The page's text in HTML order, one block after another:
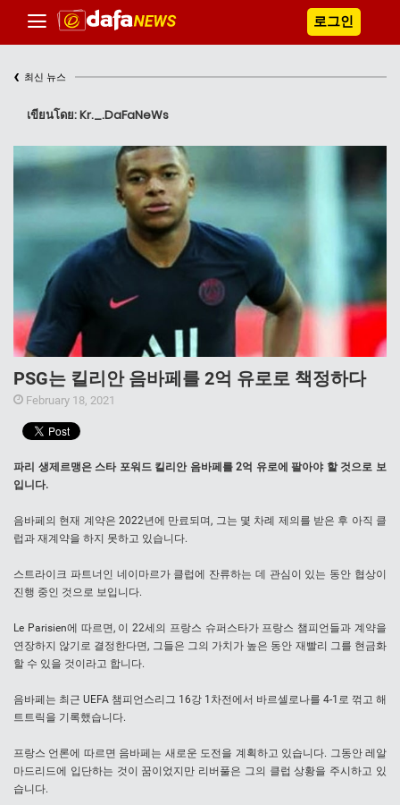
로그인
‹ 최신 뉴스
เขียนโดย: Kr._.DaFaNeWs
PSG는 킬리안 음바페를 2억 유로로 책정하다
February 18, 2021
파리 생제르맹은 스타 포워드 킬리안 음바페를 2억 유로에 팔아야 할 것으로 보
입니다.
음바페의 현재 계약은 2022년에 만료되며, 그는 몇 차례 제의를 받은 후 아직 클
럽과 재계약을 하지 못하고 있습니다.
스트라이크 파트너인 네이마르가 클럽에 잔류하는 데 관심이 있는 동안 협상이
진행 중인 것으로 보입니다.
Le Parisien에 따르면, 이 22세의 프랑스 슈퍼스타가 프랑스 챔피언들과 계약을
연장하지 않기로 결정한다면, 그들은 그의 가치가 높은 동안 재빨리 그를 현금화
할 수 있을 것이라고 합니다.
음바페는 최근 UEFA 챔피언스리그 16강 1차전에서 바르셀로나를 4-1로 꺾고 해
트트릭을 기록했습니다.
프랑스 언론에 따르면 음바페는 새로운 도전을 계획하고 있습니다. 그동안 레알
마드리드에 입단하는 것이 꿈이었지만 리버풀은 그의 클럽 상황을 주시하고 있
습니다.